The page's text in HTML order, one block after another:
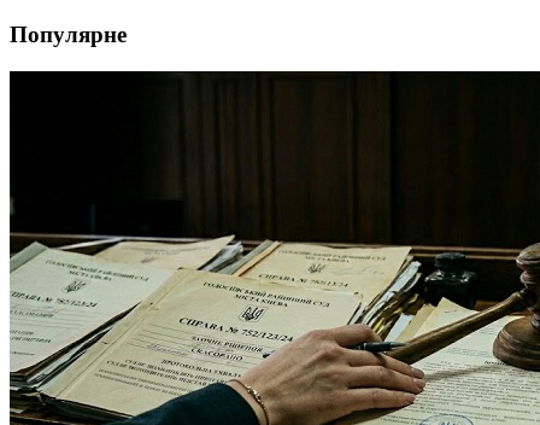
Популярне